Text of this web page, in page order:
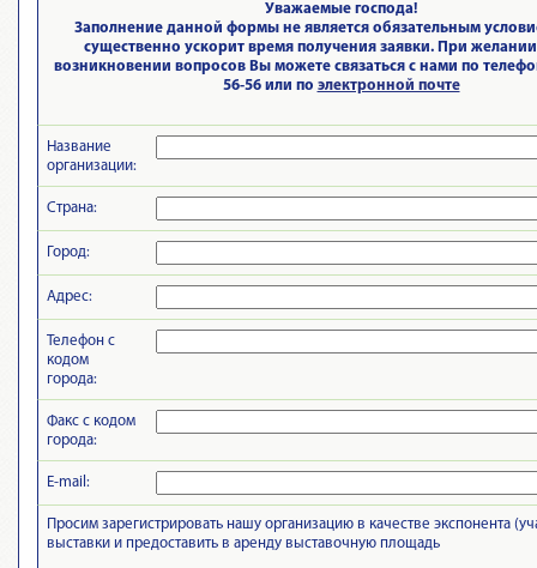
Уважаемые господа!
Заполнение данной формы не является обязательным
существенно ускорит время получения заявки. При
возникновении вопросов Вы можете связаться с нами по
56-56 или по электронной почте
Название
организации:
Страна:
Город:
Адрес:
Телефон с
кодом
города:
Факс с кодом
города:
E-mail:
Просим зарегистрировать нашу организацию в качестве экспонента
выставки и предоставить в аренду выставочную площадь